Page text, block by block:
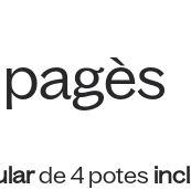
de 4 potes